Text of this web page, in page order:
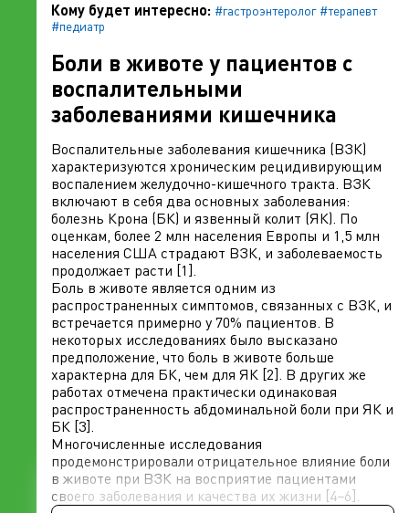
Кому будет интересно: #гастроэнтеролог #терапевт
#педиатр
Боли в животе у пациентов с
воспалительными
заболеваниями кишечника
Воспалительные заболевания кишечника (ВЗК)
характеризуются хроническим рецидивирующим
воспалением желудочно-кишечного тракта. ВЗК
включают в себя два основных заболевания:
болезнь Крона (БК) и язвенный колит (ЯК). По
оценкам, более 2 млн населения Европы и 1,5 млн
населения США страдают ВЗК, и заболеваемость
продолжает расти [1].
Боль в животе является одним из
распространенных симптомов, связанных с ВЗК, и
встречается примерно у 70% пациентов. В
некоторых исследованиях было высказано
предположение, что боль в животе больше
характерна для БК, чем для ЯК [2]. В других же
работах отмечена практически одинаковая
распространенность абдоминальной боли при ЯК и
БК [3].
Многочисленные исследования
продемонстрировали отрицательное влияние боли
в животе при ВЗК на восприятие пациентами
своего заболевания и качества их жизни [4−6].